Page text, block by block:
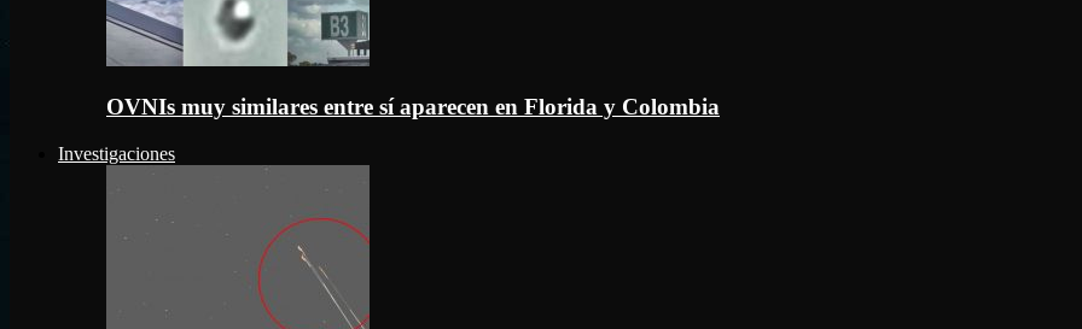
OVNIs muy similares entre sí aparecen en Florida y Colombia
Investigaciones